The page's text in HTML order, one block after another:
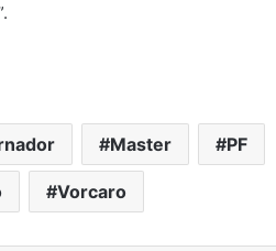
Master PF
Vorcaro